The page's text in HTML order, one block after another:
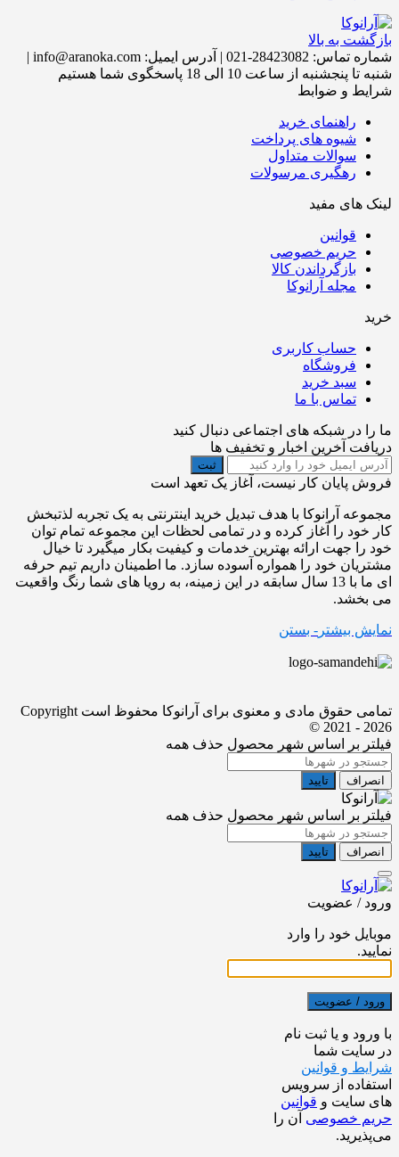
بازگشت به بالا
شماره تماس: 28423082-021
| آدرس ایمیل: info@aranoka.com
|
شنبه تا پنجشنبه از ساعت 10 الی 18 پاسخگوی شما هستیم
شرایط و ضوابط
راهنمای خرید
شیوه های پرداخت
سوالات متداول
رهگیری مرسولات
لینک های مفید
قوانین
حریم خصوصی
بازگرداندن کالا
مجله آرانوکا
خرید
حساب کاربری
فروشگاه
سبد خرید
تماس با ما
ما را در شبکه های اجتماعی دنبال کنید
دریافت آخرین اخبار و تخفیف ها
ثبت
فروش پایان کار نیست، آغاز یک تعهد است
مجموعه آرانوکا با هدف تبدیل خرید اینترنتی به یک تجربه لذتبخش
کار خود را آغاز کرده و در تمامی لحظات این مجموعه تمام توان
خود را جهت ارائه بهترین خدمات و کیفیت بکار میگیرد تا خیال
مشتریان خود را همواره آسوده سازد. ما اطمینان داریم تیم حرفه
ای ما با 13 سال سابقه در این زمینه، به رویا های شما رنگ واقعیت
می بخشد.
نمایش بیشتر - بستن
تمامی حقوق مادی و معنوی برای آرانوکا محفوظ است Copyright
© 2021 - 2026
فیلتر بر اساس شهر محصول حذف همه
انصراف تایید
فیلتر بر اساس شهر محصول حذف همه
انصراف تایید
ورود / عضویت
موبایل خود را وارد
نمایید.
ورود / عضویت
با ورود و یا ثبت نام
در سایت شما
شرایط و قوانین
استفاده از سرویس
های سایت و قوانین
حریم خصوصی آن را
می‌پذیرید.